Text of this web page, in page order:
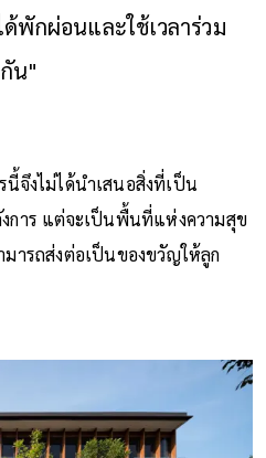
พักผ่อนและใช้เวลาร่วม
กัน"
นี้จึงไม่ได้นำเสนอสิ่งที่เป็น
การ แต่จะเป็นพื้นที่แห่งความสุข
มารถส่งต่อเป็นของขวัญให้ลูก